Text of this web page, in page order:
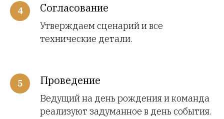
Согласование
Утверждаем сценарий и все
технические детали.
Проведение
Ведущий на день рождения и команда
реализуют задуманное в день события.